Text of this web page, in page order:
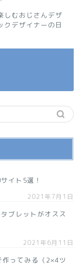
しむおじさんデザ
クデザイナーの日
イト5選！
2021年7月1日
ブレットがオスス
2021年6月11日
ってみる（2×4ツ